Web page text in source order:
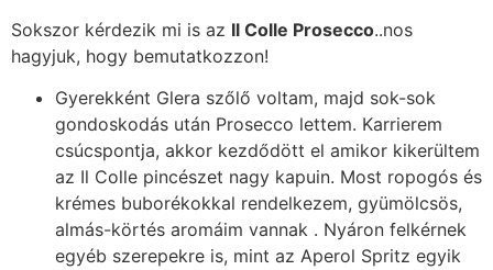
Sokszor kérdezik mi is az Il Colle Prosecco..nos
hagyjuk, hogy bemutatkozzon!
Gyerekként Glera szőlő voltam, majd sok-sok
gondoskodás után Prosecco lettem. Karrierem
csúcspontja, akkor kezdődött el amikor kikerültem
az Il Colle pincészet nagy kapuin. Most ropogós és
krémes buborékokkal rendelkezem, gyümölcsös,
almás-körtés aromáim vannak . Nyáron felkérnek
egyéb szerepekre is, mint az Aperol Spritz egyik